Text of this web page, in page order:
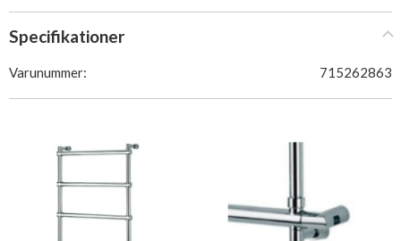
Specifikationer
Varunummer: 715262863